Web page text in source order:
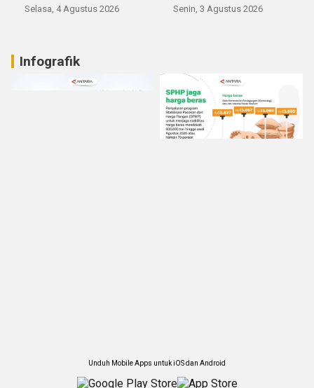
Selasa, 4 Agustus 2026 Senin, 3 Agustus 2026
Infografik
Unduh Mobile Apps untuk iOS dan Android